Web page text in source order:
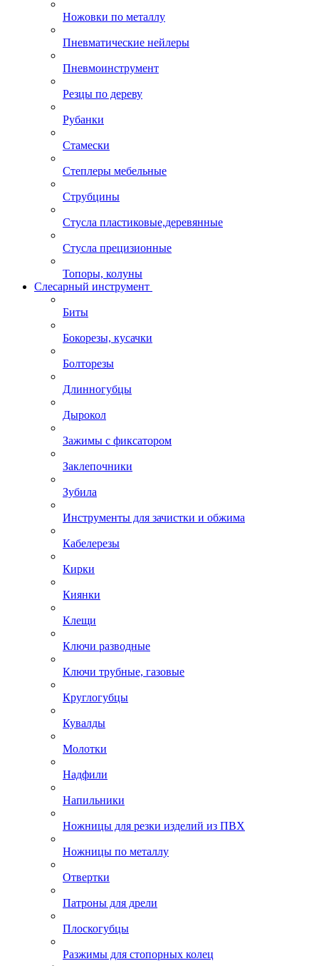
Ножовки по металлу
Пневматические нейлеры
Пневмоинструмент
Резцы по дереву
Рубанки
Стамески
Степлеры мебельные
Струбцины
Стусла пластиковые,деревянные
Стусла прецизионные
Топоры, колуны
Слесарный инструмент
Биты
Бокорезы, кусачки
Болторезы
Длинногубцы
Дырокол
Зажимы с фиксатором
Заклепочники
Зубила
Инструменты для зачистки и обжима
Кабелерезы
Кирки
Киянки
Клещи
Ключи разводные
Ключи трубные, газовые
Круглогубцы
Кувалды
Молотки
Надфили
Напильники
Ножницы для резки изделий из ПВХ
Ножницы по металлу
Отвертки
Патроны для дрели
Плоскогубцы
Разжимы для стопорных колец